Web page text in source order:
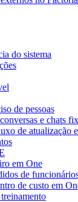
do sistema
de pessoas
e chats
de atualização
em One
de
de custo em